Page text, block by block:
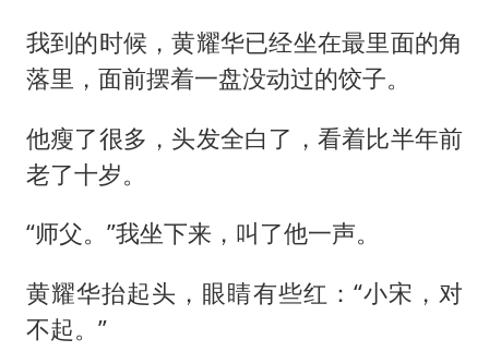
我到的时候，黄耀华已经坐在最里面的角
落里，面前摆着一盘没动过的饺子。
他瘦了很多，头发全白了，看着比半年前
老了十岁。
“师父。”我坐下来，叫了他一声。
黄耀华抬起头，眼睛有些红：“小宋，对
不起。”